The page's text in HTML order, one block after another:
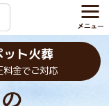
ット火葬
料金でご対応